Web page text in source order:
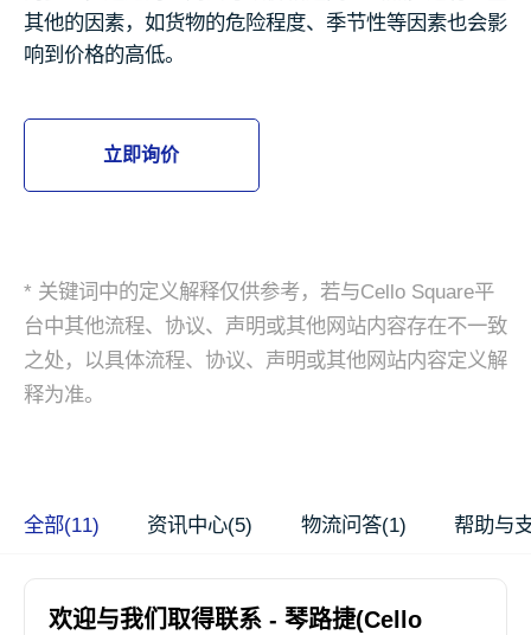
其他的因素，如货物的危险程度、季节性等因素也会影
响到价格的高低。
立即询价
* 关键词中的定义解释仅供参考，若与Cello Square平
台中其他流程、协议、声明或其他网站内容存在不一致
之处，以具体流程、协议、声明或其他网站内容定义解
释为准。
全部(11) 资讯中心(5) 物流问答(1) 帮助与
欢迎与我们取得联系 - 琴路捷(Cello